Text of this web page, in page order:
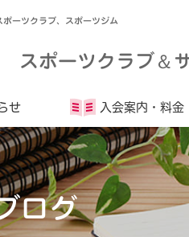
ーツクラブ、スポーツジム
スポーツクラブ＆
せ 入会案内・ 料金
ログ